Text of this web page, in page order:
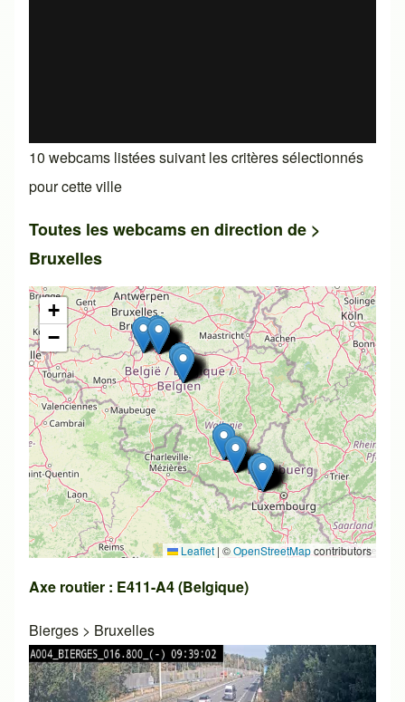
10 webcams listées suivant les critères sélectionnés
pour cette ville
Toutes les webcams en direction de >
Bruxelles
+
−
Leaflet | ©OpenStreetMapcontributors
Axe routier : E411-A4 (Belgique)
Bierges > Bruxelles